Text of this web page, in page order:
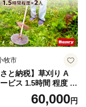
7
センター 宛
受付を外部委託
牧市
さと納税】草刈り A
ビス 1.5時間 程度 2
伐採 低草木 剪定 ゴミ
掃 雑草 除去 除草 作
60,000円